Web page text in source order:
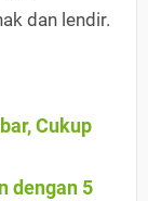
dan lendir.
Cukup
dengan 5